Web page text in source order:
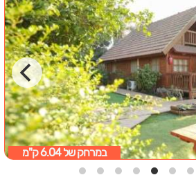
במרחק של 6.04 ק"מ